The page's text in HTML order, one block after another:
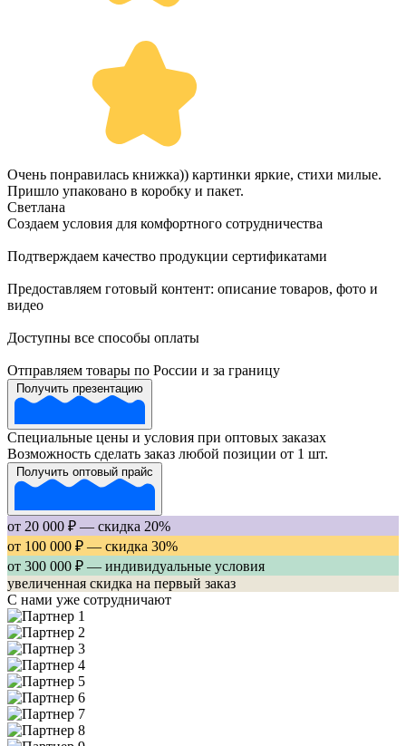
Очень понравилась книжка)) картинки яркие, стихи милые.
Пришло упаковано в коробку и пакет.
Светлана
Создаем условия для комфортного сотрудничества
Подтверждаем качество продукции сертификатами
Предоставляем готовый контент: описание товаров, фото и
видео
Доступны все способы оплаты
Отправляем товары по России и за границу
Получить презентацию
Специальные цены и условия при оптовых заказах
Возможность сделать заказ любой позиции от 1 шт.
Получить оптовый прайс
от 20 000 ₽ — скидка 20%
от 100 000 ₽ — скидка 30%
от 300 000 ₽ — индивидуальные условия
увеличенная скидка на первый заказ
С нами уже сотрудничают